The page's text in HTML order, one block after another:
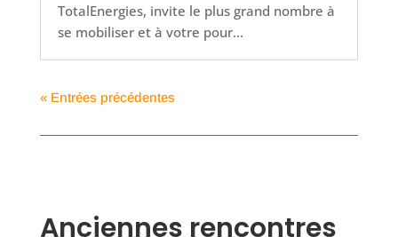
TotalEnergies, invite le plus grand nombre à
se mobiliser et à votre pour...
« Entrées précédentes
Anciennes rencontres